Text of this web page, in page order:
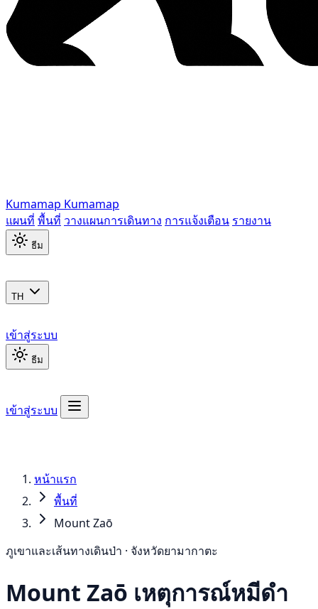
Kumamap Kumamap
แผนที่ พื้นที่ วางแผนการเดินทาง การแจ้งเตือน รายงาน
ธีม
TH
เข้าสู่ระบบ
ธีม
เข้าสู่ระบบ
หน้าแรก
พื้นที่
Mount Zaō
ภูเขาและเส้นทางเดินป่า · จังหวัดยามากาตะ
Mount Zaō เหตุการณ์หมีดำ